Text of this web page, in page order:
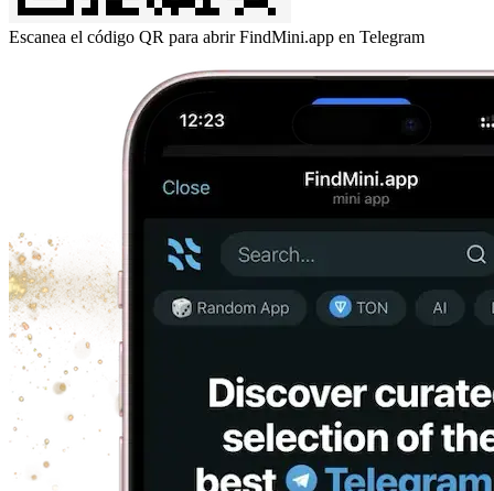
Escanea el código QR para abrir FindMini.app en Telegram